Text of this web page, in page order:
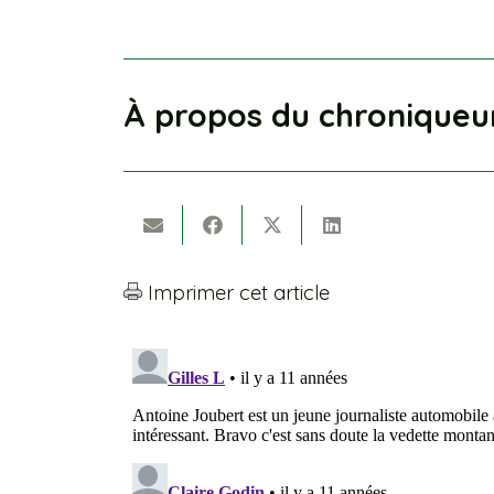
À propos du
Imprimer cet article